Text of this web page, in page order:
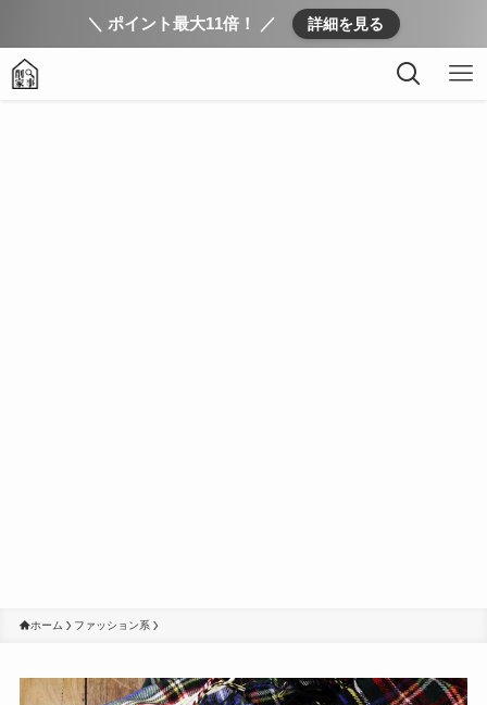
＼ ポイント最大11倍！ ／ 詳細を見る
ホーム ファッション系